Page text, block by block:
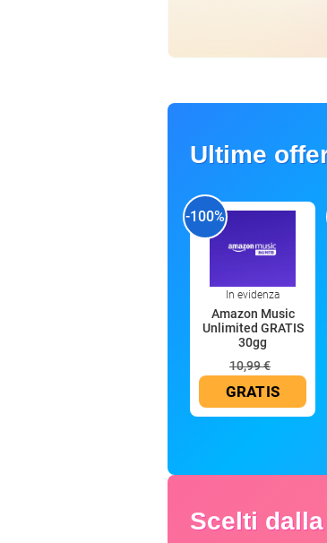
Ultime
-100%
In evidenza
Amazon Music
Unlimited GRATIS
30gg
10,99 €
GRATIS
Scelti